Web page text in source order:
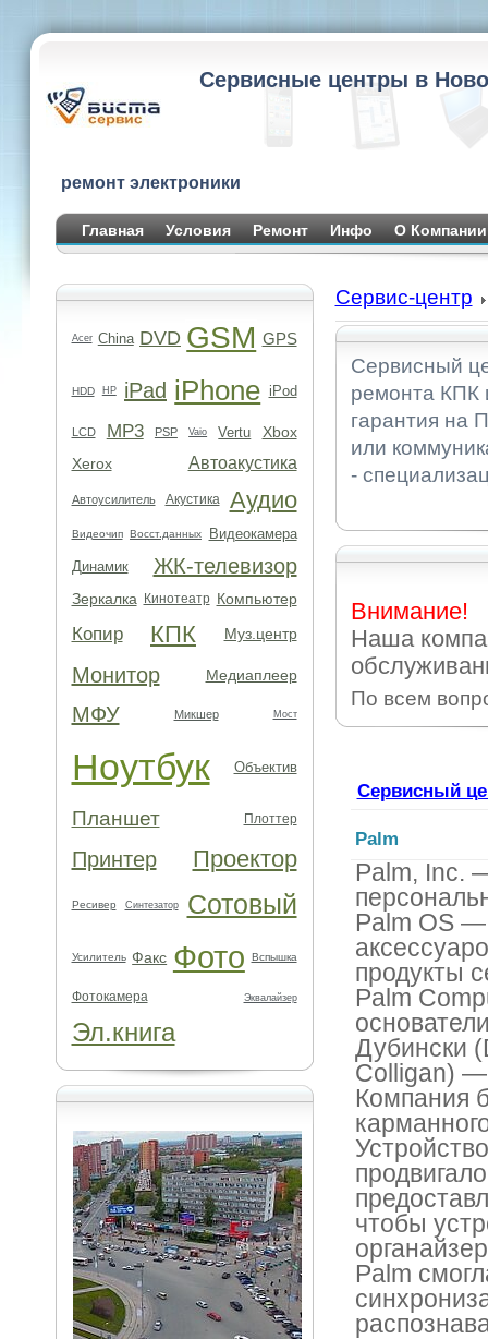
Сервисные центры в
ремонт электроники
Главная Условия Ремонт Инфо О Компании
Acer China DVD GSM GPS
HDD HP iPad iPhone iPod
LCD MP3 PSP Vaio Vertu
Xbox
Xerox
Автоакустика
Автоусилитель Акустика Аудио
Видеочип Восст.данных
Видеокамера
Динамик
ЖК-телевизор
Зеркалка Кинотеатр Компьютер
Копир КПК Муз.центр
Монитор Медиаплеер
МФУ Микшер Мост
Ноутбук Объектив
Планшет Плоттер
Принтер Проектор
Ресивер Синтезатор Сотовый
Усилитель Факс Фото Вспышка
Фотокамера Эквалайзер
Эл.книга
Сервис-центр
Сервисный
ремонта КПК
гарантия на
или
-
Внимание!
Наша
По всем
Сервисный
Palm
Palm, Inc.
Palm OS —
продукты
Palm
Дубински
Colligan) —
Компания
чтобы
Palm